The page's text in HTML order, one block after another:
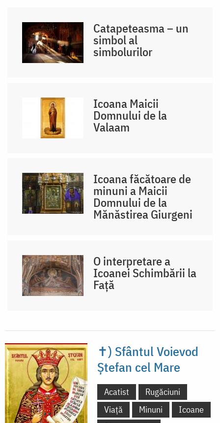
Catapeteasma – un
simbol al
simbolurilor
Icoana Maicii
Domnului de la
Valaam
Icoana făcătoare de
minuni a Maicii
Domnului de la
Mănăstirea Giurgeni
O interpretare a
Icoanei Schimbării la
Față
✝) Sfântul Voievod
Ștefan cel Mare
Acatist
Rugăciuni
Viață
Minuni
Icoane